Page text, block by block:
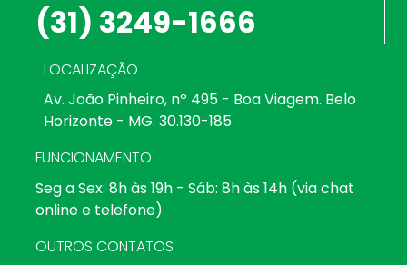
(31) 3249-1666
LOCALIZAÇÃO
Av. João Pinheiro, nº 495 - Boa Viagem. Belo
Horizonte - MG. 30.130-185
FUNCIONAMENTO
Seg a Sex: 8h às 19h - Sáb: 8h às 14h (via chat
online e telefone)
OUTROS CONTATOS